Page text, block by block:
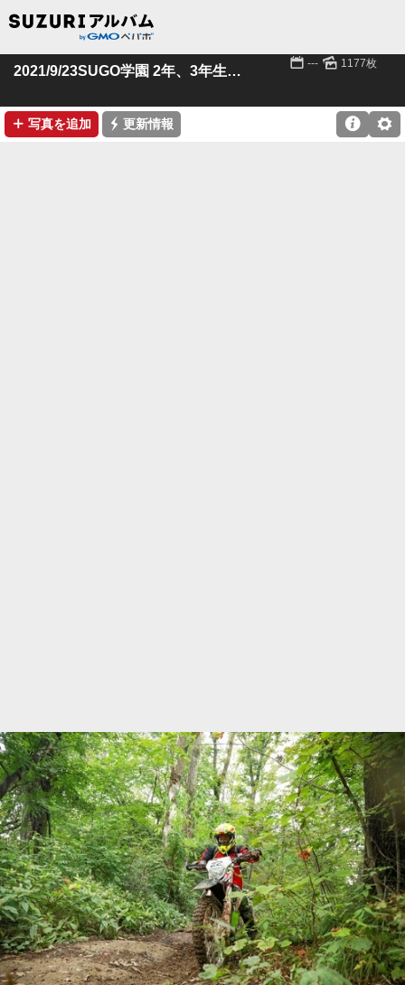
2021/9/23SUGO学園 2年、3年生クラス 📅 --- 🌄 1177枚
➕ 写真を追加 ⚡ 更新情報 ⚙
